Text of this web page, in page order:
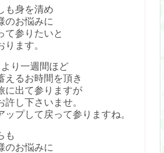
も身を清め
のお悩みに
て参りたいと
ります。
り一週間ほど
えるお時間を頂き
に出て参りますが
許し下さいませ。
ップして戻って参りますね。
も
のお悩みに